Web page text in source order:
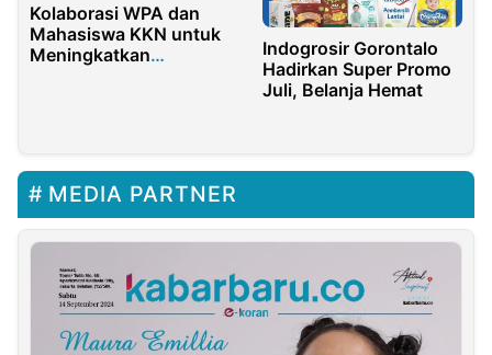
Kolaborasi WPA dan
Mahasiswa KKN untuk
Meningkatkan
Indogrosir Gorontalo
Hadirkan Super Promo
Juli, Belanja Hemat
MEDIA PARTNER